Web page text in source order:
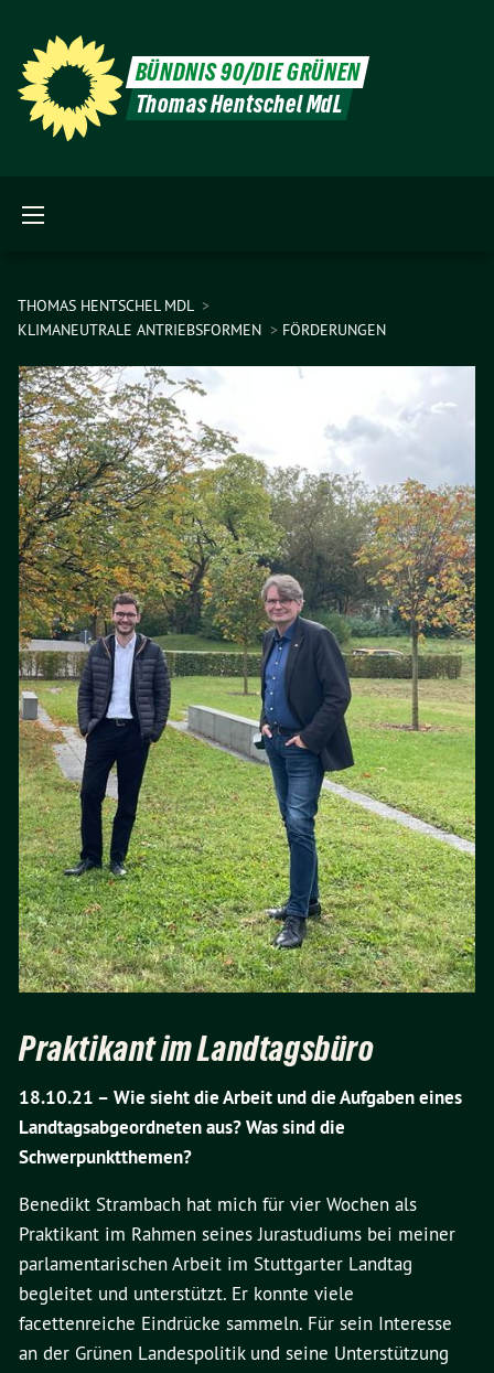
BÜNDNIS 90/DIE GRÜNEN
Thomas Hentschel MdL
THOMAS HENTSCHEL MDL
KLIMANEUTRALE ANTRIEBSFORMEN
FÖRDERUNGEN
Praktikant im Landtagsbüro
18.10.21 – Wie sieht die Arbeit und die Aufgaben eines
Landtagsabgeordneten aus? Was sind die
Schwerpunktthemen?
Benedikt Strambach hat mich für vier Wochen als
Praktikant im Rahmen seines Jurastudiums bei meiner
parlamentarischen Arbeit im Stuttgarter Landtag
begleitet und unterstützt. Er konnte viele
facettenreiche Eindrücke sammeln. Für sein Interesse
an der Grünen Landespolitik und seine Unterstützung